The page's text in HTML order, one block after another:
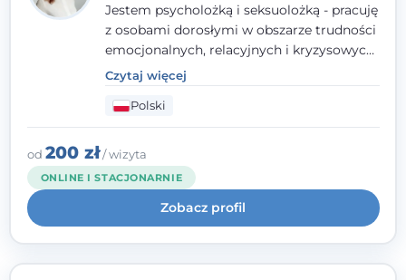
Jestem psycholożką i seksuolożką - pracuję
z osobami dorosłymi w obszarze trudności
emocjonalnych, relacyjnych i kryzysowych,
w tym z osobami po doświadczeniach
przemocy. Ukończyłam psychologię
kliniczną oraz studia podyplomowe z
interwencji kryzysowej i seksuologii
klinicznej na SWPS we Wrocławiu. W pracy
kieruję się empatią, etyką zawodową i
uważnością na potrzeby klienta.
Czytaj więcej
Polski
od 200 zł/ wizyta
ONLINE I STACJONARNIE
Zobacz profil